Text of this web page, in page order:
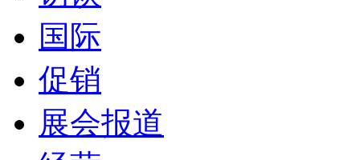
国际
促销
展会报道